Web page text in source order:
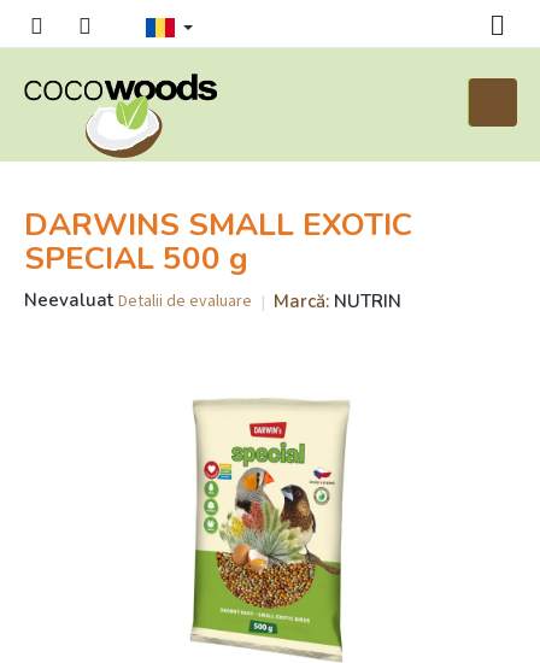
de
DARWINS SMALL EXOTIC
SPECIAL 500 g
Evaluarea
Neevaluat Detalii de evaluare Marcă: NUTRIN